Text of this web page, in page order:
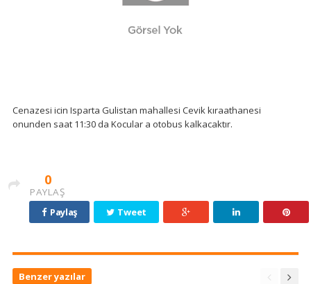
Cenazesi icin Isparta Gulistan mahallesi Cevik kıraathanesi
onunden saat 11:30 da Kocular a otobus kalkacaktır.
0
PAYLAŞ
Paylaş
Tweet
Benzer yazılar